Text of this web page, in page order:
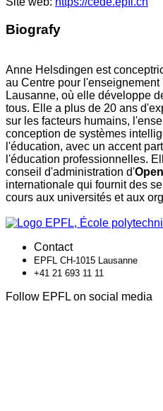
Biografy
Anne Helsdingen est
au Centre pour
Lausanne, où elle développe
tous. Elle a plus de 20 ans
sur les facteurs humains,
conception de systèmes
l'éducation, avec un accent
l'éducation professionnelles.
conseil d'administration d'
internationale qui fournit des
cours aux universités et aux
Contact
EPFL CH-1015 Lausanne
+41 21 693 11 11
Follow EPFL on social media